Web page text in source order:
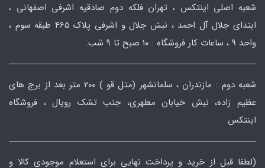
شعبه اصلی اینتکس ، تهران فلکه دوم صادقیه اشرفی اصفهانی ،
ابتدای جلال آل احمد ، نبش جلال و اشرفی پلاک 465 طبقه سوم ،
واحد ۹ ، ساعات کار فروشگاه : ۱۰ صبح تا ۹ شب.
شعبه دوم : مازندران ، سلمانشهر (متل قو ) ۲۰۰ متر بعد از برج های
عظیم زاده، نبش خیابان مطهری، جنب تشک رویال ، فروشگاه
اینتکس
(لطفا قبل از خرید و پرداخت نهایی برای استعلام موجودی کالا و